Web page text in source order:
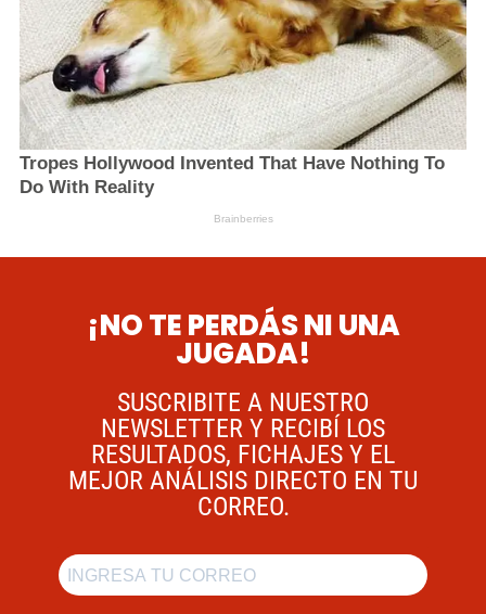
¡NO TE PERDÁS NI UNA
JUGADA!
SUSCRIBITE A NUESTRO
NEWSLETTER Y RECIBÍ LOS
RESULTADOS, FICHAJES Y EL
MEJOR ANÁLISIS DIRECTO EN TU
CORREO.